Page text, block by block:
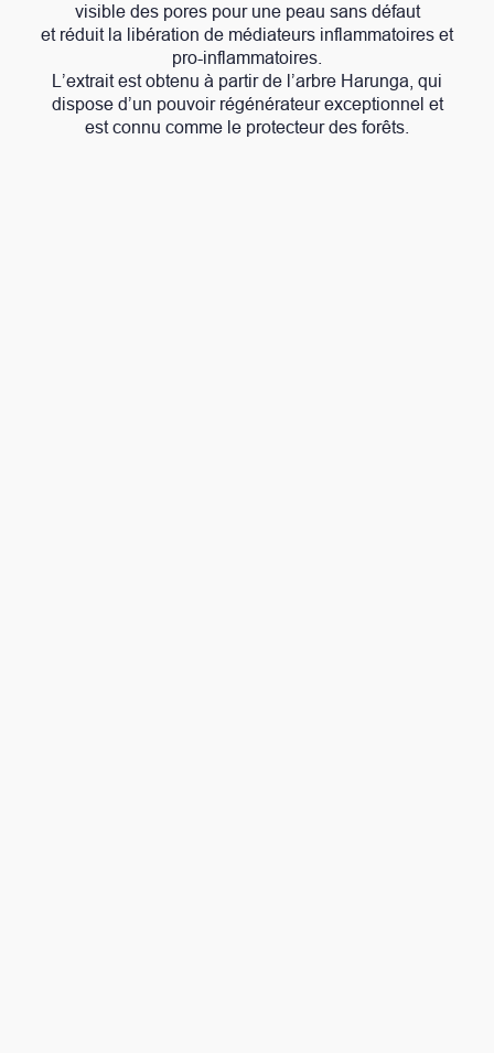
visible des pores pour une peau sans défaut
et réduit la libération de médiateurs inflammatoires et
pro-inflammatoires.
L’extrait est obtenu à partir de l’arbre Harunga, qui
dispose d’un pouvoir régénérateur exceptionnel et
est connu comme le protecteur des forêts.